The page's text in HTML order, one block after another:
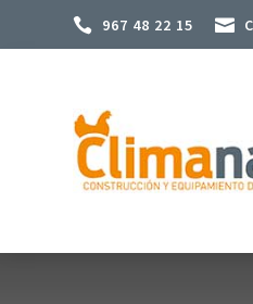
 967 48 22 15 